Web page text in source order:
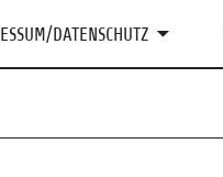
DATENSCHUTZ